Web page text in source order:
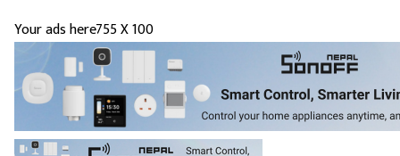
Your ads here755 X 100